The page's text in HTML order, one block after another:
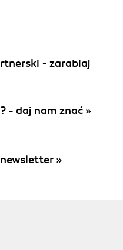
- zarabiaj
- daj nam znać »
»